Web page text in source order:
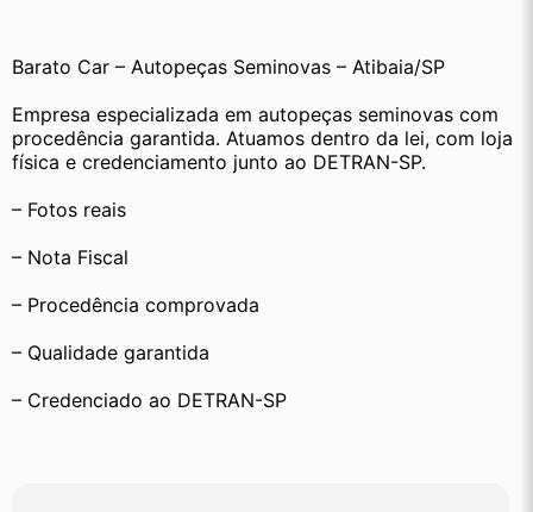
Barato Car – Autopeças Seminovas – Atibaia/SP
Empresa especializada em autopeças seminovas com
procedência garantida. Atuamos dentro da lei, com loja
física e credenciamento junto ao DETRAN-SP.
– Fotos reais
– Nota Fiscal
– Procedência comprovada
– Qualidade garantida
– Credenciado ao DETRAN-SP